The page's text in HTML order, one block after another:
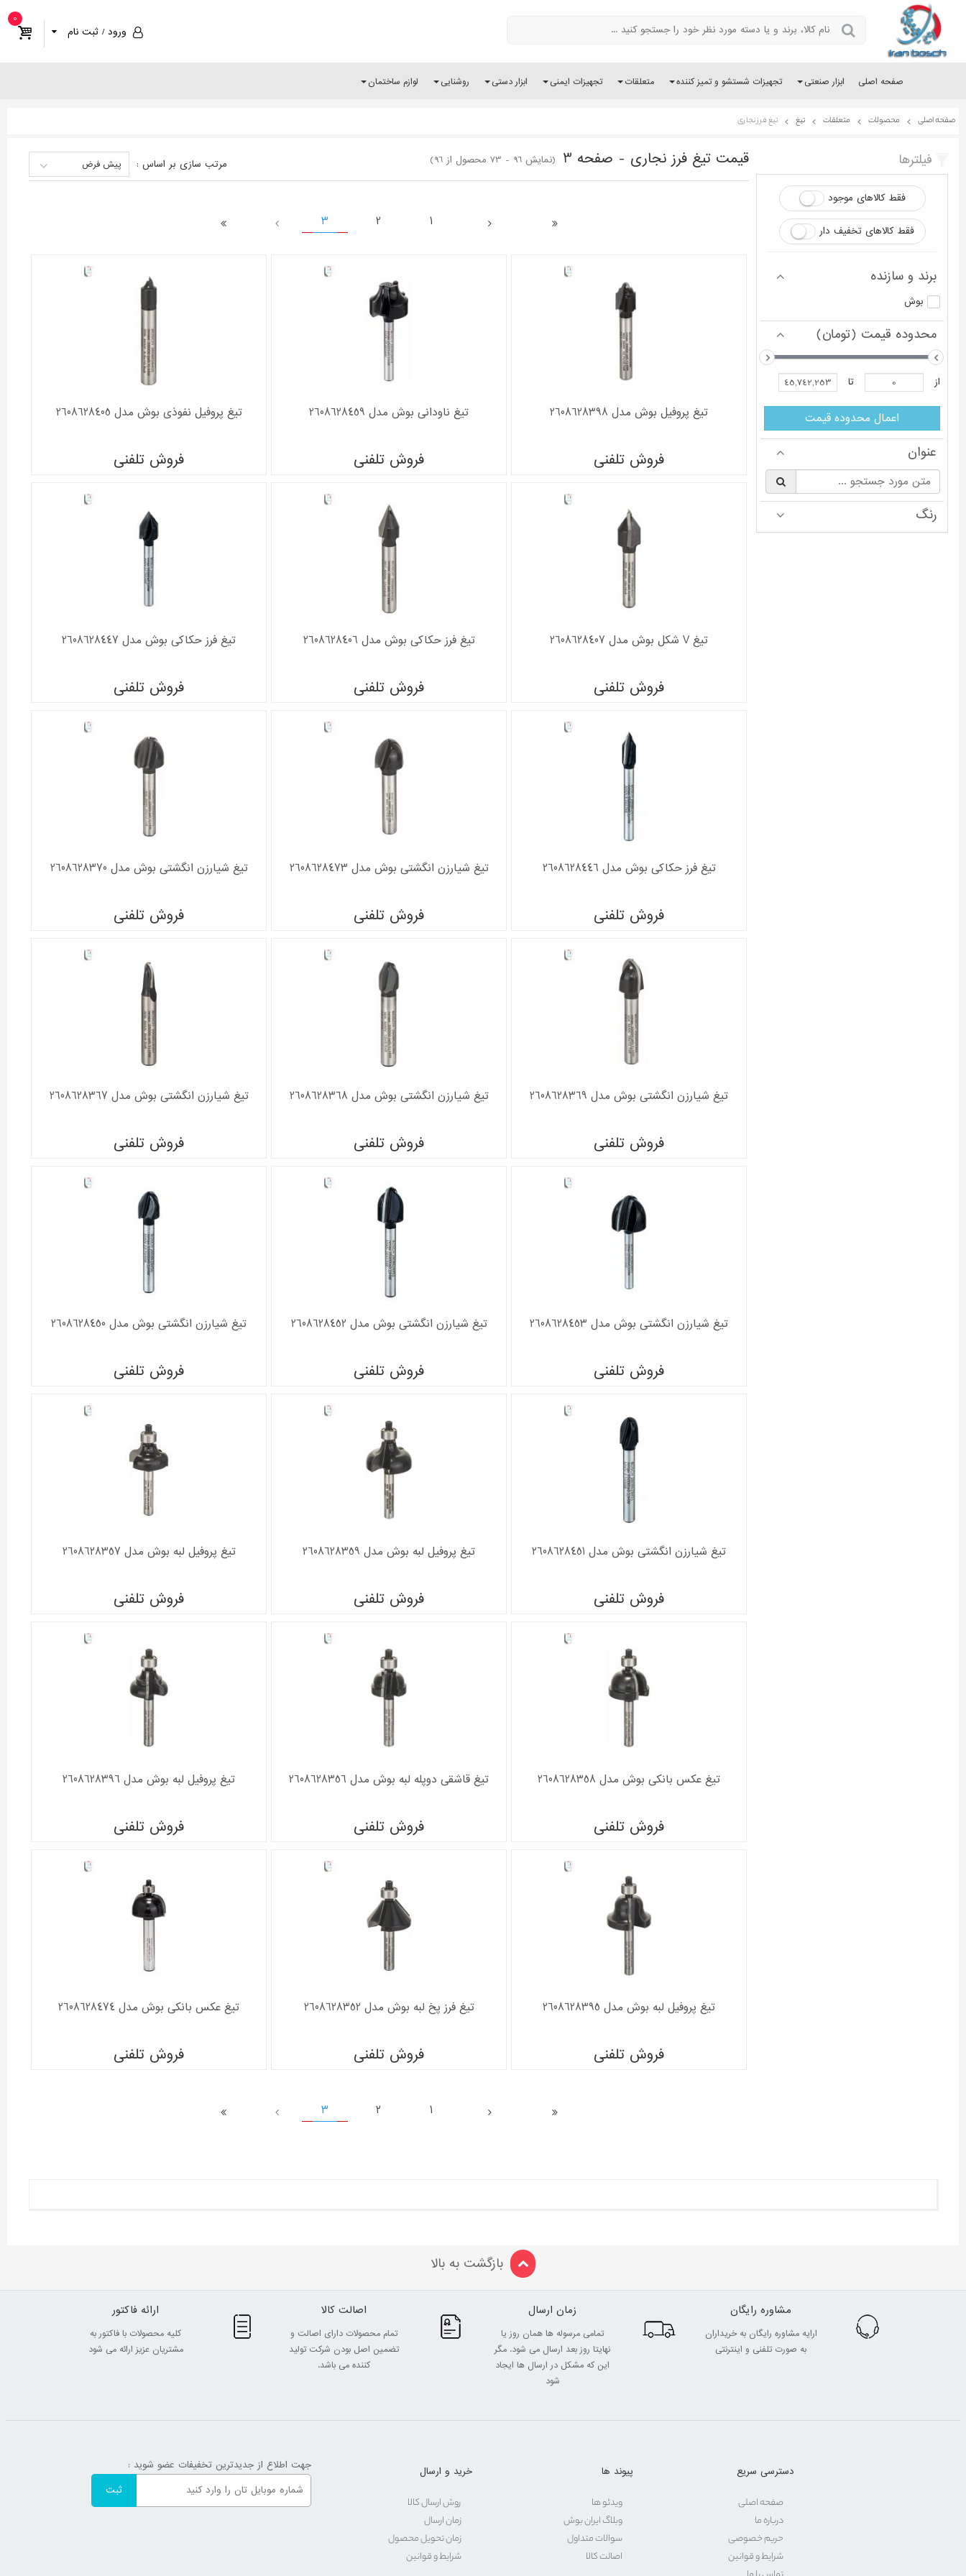
0
ورود / ثبت نام
صفحه اصلی ابزار صنعتی تجهیزات شستشو و تمیز کننده متعلقات تجهیزات ایمنی ابزار دستی روشنایی لوازم ساختمان
صفحه اصلی محصولات متعلقات تیغ تیغ فرز نجاری
فیلترها
فقط کالاهای موجود
فقط کالاهای تخفیف دار
برند و سازنده
بوش
محدوده قیمت (تومان)
از تا
اعمال محدوده قیمت
عنوان
§
رنگ
قیمت تیغ فرز نجاری - صفحه 3 (نمایش 96 - 73 محصول از 96) مرتب سازی بر اساس: پیش فرض
1
2
3
تیغ پروفیل بوش مدل 2608628398
فروش تلفنی
تیغ ناودانی بوش مدل 2608628459
فروش تلفنی
تیغ پروفیل نفوذی بوش مدل 2608628405
فروش تلفنی
تیغ V شکل بوش مدل 2608628407
فروش تلفنی
تیغ فرز حکاکی بوش مدل 2608628406
فروش تلفنی
تیغ فرز حکاکی بوش مدل 2608628447
فروش تلفنی
تیغ فرز حکاکی بوش مدل 2608628446
فروش تلفنی
تیغ شیارزن انگشتی بوش مدل 2608628473
فروش تلفنی
تیغ شیارزن انگشتی بوش مدل 2608628370
فروش تلفنی
تیغ شیارزن انگشتی بوش مدل 2608628369
فروش تلفنی
تیغ شیارزن انگشتی بوش مدل 2608628368
فروش تلفنی
تیغ شیارزن انگشتی بوش مدل 2608628367
فروش تلفنی
تیغ شیارزن انگشتی بوش مدل 2608628453
فروش تلفنی
تیغ شیارزن انگشتی بوش مدل 2608628452
فروش تلفنی
تیغ شیارزن انگشتی بوش مدل 2608628450
فروش تلفنی
تیغ شیارزن انگشتی بوش مدل 2608628451
فروش تلفنی
تیغ پروفیل لبه بوش مدل 2608628359
فروش تلفنی
تیغ پروفیل لبه بوش مدل 2608628357
فروش تلفنی
تیغ عکس بانکی بوش مدل 2608628358
فروش تلفنی
تیغ قاشقی دوپله لبه بوش مدل 2608628356
فروش تلفنی
تیغ پروفیل لبه بوش مدل 2608628396
فروش تلفنی
تیغ پروفیل لبه بوش مدل 2608628395
فروش تلفنی
تیغ فرز پخ لبه بوش مدل 2608628352
فروش تلفنی
تیغ عکس بانکی بوش مدل 2608628474
فروش تلفنی
1
2
3
بازگشت به بالا
مشاوره رایگان
ارایه مشاوره رایگان به خریداران
به صورت تلفنی و اینترنتی
زمان ارسال
تمامی مرسوله ها همان روز یا
نهایتا روز بعد ارسال می شود. مگر
این که مشکل در ارسال ها ایجاد
شود
اصالت کالا
تمام محصولات دارای اصالت و
تضمین اصل بودن شرکت تولید
کننده می باشد.
ارائه فاکتور
کلیه محصولات با فاکتور به
مشتریان عزیز ارائه می شود
دسترسی سریع
صفحه اصلی
درباره ما
حریم خصوصی
شرایط و قوانین
پیوند ها
ویدئو ها
وبلاگ ایران بوش
سوالات متداول
اصالت کالا
خرید و ارسال
روش ارسال کالا
زمان ارسال
زمان تحویل محصول
شرایط و قوانین
جهت اطلاع از جدیدترین تخفیفات عضو شوید :